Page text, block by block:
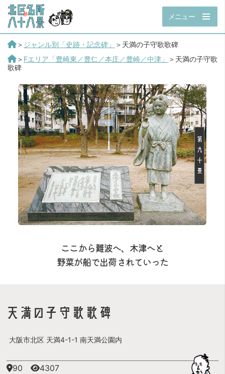
メニュー
＞ ジャンル別「史跡・記念碑」
＞天満の子守歌歌碑
＞ Fエリア「豊崎東／豊仁／本庄／豊崎／中津」
＞天満の子守歌
歌碑
第
九
十
景
ここから難波へ、木津へと
野菜が船で出荷されていった
天満の子守歌歌碑
大阪市北区 天満4-1-1 南天満公園内
90 4307